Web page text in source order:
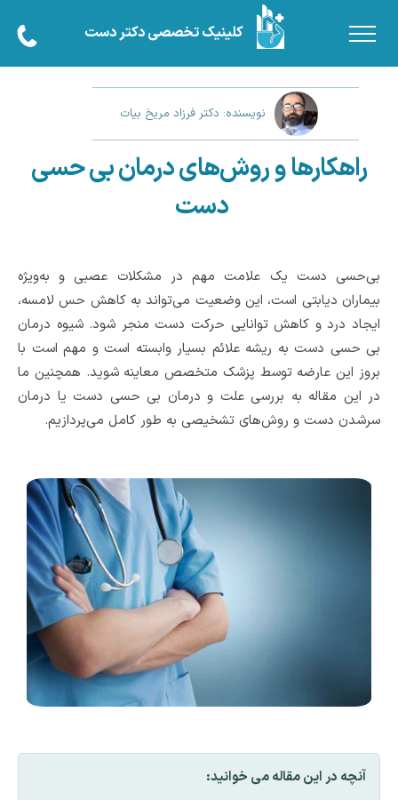
کلینیک تخصصی دکتر دست
نویسنده: دکتر فرزاد مریخ بیات
راهکارها و روش‌های درمان بی حسی
دست
بی‌حسی دست یک علامت مهم در مشکلات عصبی و به‌ویژه
بیماران دیابتی است، این وضعیت می‌تواند به کاهش حس لامسه،
ایجاد درد و کاهش توانایی حرکت دست منجر شود. شیوه درمان
بی حسی دست به ریشه علائم بسیار وابسته است و مهم است با
بروز این عارضه توسط پزشک متخصص معاینه شوید. همچنین ما
در این مقاله به بررسی علت و درمان بی حسی دست یا درمان
سرشدن دست و روش‌های تشخیصی به طور کامل می‌پردازیم.
آنچه در این مقاله می خوانید: